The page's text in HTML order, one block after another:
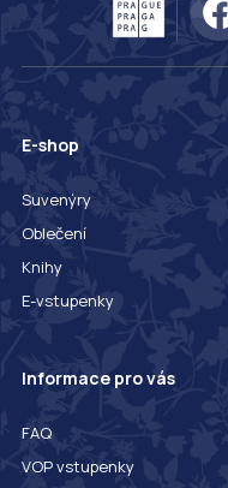
E-shop
Suvenýry
Oblečení
Knihy
E-vstupenky
Informace pro vás
FAQ
VOP vstupenky